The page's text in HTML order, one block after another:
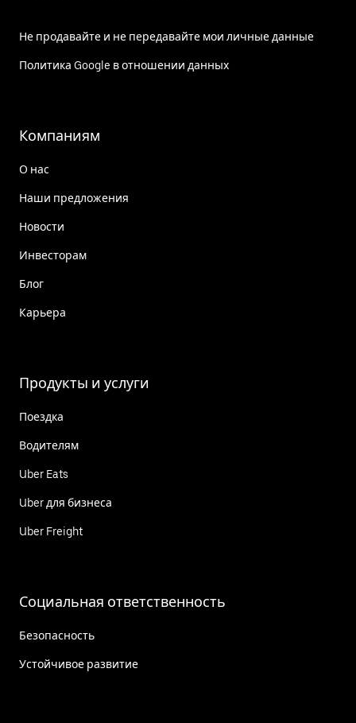
Не продавайте и не передавайте мои личные данные
Политика Google в отношении данных
Компаниям
О нас
Наши предложения
Новости
Инвесторам
Блог
Карьера
Продукты и услуги
Поездка
Водителям
Uber Eats
Uber для бизнеса
Uber Freight
Социальная ответственность
Безопасность
Устойчивое развитие